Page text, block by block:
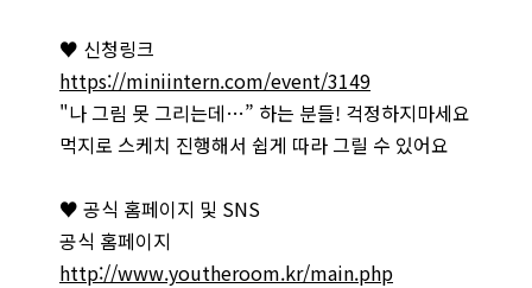
♥ 신청링크
https://miniintern.com/event/3149
"나 그림 못 그리는데…” 하는 분들! 걱정하지마세요
먹지로 스케치 진행해서 쉽게 따라 그릴 수 있어요
♥ 공식 홈페이지 및 SNS
공식 홈페이지
http://www.youtheroom.kr/main.php